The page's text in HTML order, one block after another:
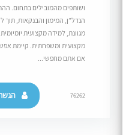
ושותפים מהמובילים בתחום.
הנדל”ן, המימון והבנקאות, תוך
מגוונת, למידה מקצועית
מקצועית ומשפחתית. קיימת
אם אתם מחפשי...
76262